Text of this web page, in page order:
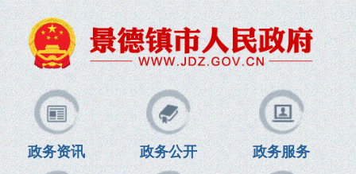
政务资讯 政务公开 政务服务